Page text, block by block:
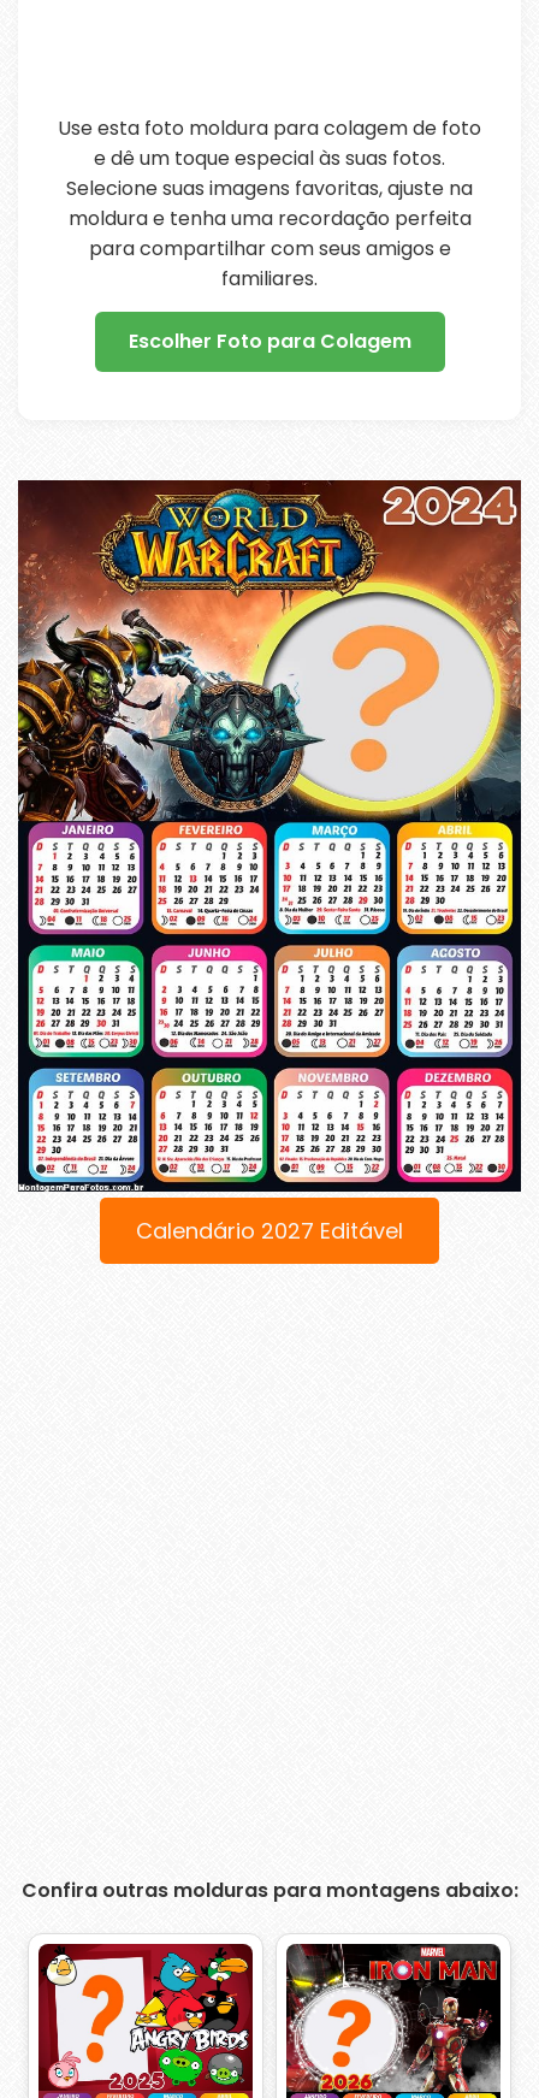
Use esta foto moldura para colagem de foto
e dê um toque especial às suas fotos.
Selecione suas imagens favoritas, ajuste na
moldura e tenha uma recordação perfeita
para compartilhar com seus amigos e
familiares.
Escolher Foto para Colagem
Calendário 2027 Editável
Confira outras molduras para montagens abaixo: